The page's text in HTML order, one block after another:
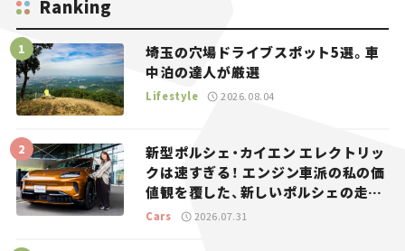
Ranking
埼玉の穴場ドライブスポット5選。車
中泊の達人が厳選
Lifestyle 2026.08.04
新型ポルシェ・カイエン エレクトリッ
クは速すぎる！ エンジン車派の私の価
値観を覆した、新しいポルシェの走
り。
Cars 2026.07.31